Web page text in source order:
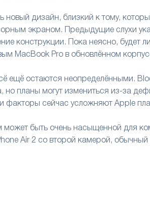
новый дизайн, близкий к тому,
экраном. Предыдущие слухи
конструкции. Пока неясно, будет
MacBook Pro в обновлённом
ещё остаются неопределёнными.
но планы могут измениться из-за
факторы сейчас усложняют Apple
может быть очень насыщенной для
Air 2 со второй камерой, обычный